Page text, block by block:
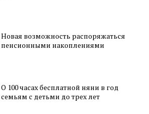
Новая возможность распоряжаться
пенсионными накоплениями
О 100 часах бесплатной няни в год
семьям с детьми до трех лет